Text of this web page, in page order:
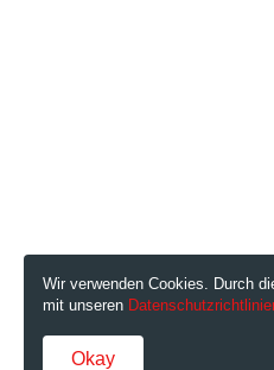
Wir verwenden Cookies. Durch
mit unseren
Okay